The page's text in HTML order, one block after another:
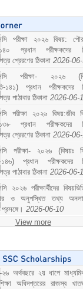
পরীক্ষা ২০২৬ বিষয়:
প্রধান পরীক্ষকদের
প্রেরণের ঠিকানা 2026-
পরীক্ষা- ২০২৬
১৪১) প্রধান পরীক্ষকদের
পাঠাবার ঠিকানা 2026-06-
পরীক্ষা ২০২৬ বিষয়:জীব
প্রধান পরীক্ষকদের
প্রেরণের ঠিকানা 2026-
পরীক্ষা- ২০২৬ (বিষয়ঃ
১৪৬) প্রধান পরীক্ষকদের
পাঠাবার ঠিকানা 2026-06-
২০২৬ পরীক্ষার্থীদের
ও অনুপস্থিত তথ্য
2026-06-10
View more
অর্থবছরে ২য় ধাপে
অধিদপ্তরের রাজস্ব